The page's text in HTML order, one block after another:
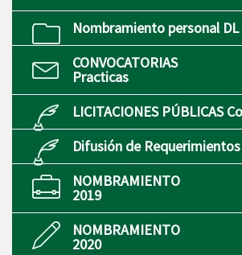
Nombramiento personal DL
CONVOCATORIAS
Practicas
LICITACIONES PÚBLICAS
Difusión de Requerimientos
NOMBRAMIENTO
2019
NOMBRAMIENTO
2020